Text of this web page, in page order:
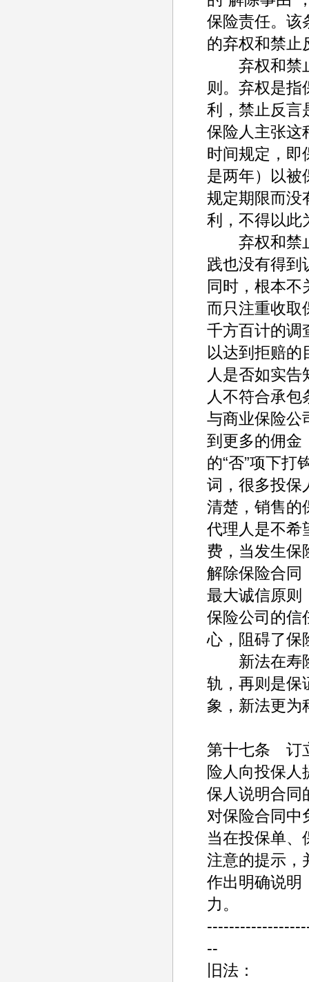
保险责任。该
的弃权和禁止
弃权和禁止
则。弃权是指
利，禁止反言
保险人主张这
时间规定，即
是两年）以被
规定期限而没
利，不得以此
弃权和禁止
践也没有得到
同时，根本不
而只注重收取
千方百计的调
以达到拒赔
人是否如实
人不符合承
与商业保险公
到更多的佣金
的“否”项下打
词，很多投保
清楚，销售的
代理人是不希
费，当发生保
解除保险合同
最大诚信原则
保险公司的信
心，阻碍了保
新法在寿险
轨，再则是保
象，新法更为
第十七条 订
险人向投保人
保人说明合同
对保险合同中
当在投保单、
注意的提示，
作出明确说明
力。
--
旧法：